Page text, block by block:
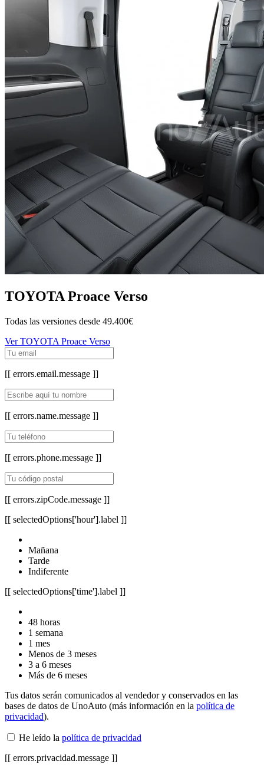
TOYOTA Proace Verso
Todas las versiones desde 49.400€
Ver TOYOTA Proace Verso
[[ errors.email.message ]]
[[ errors.name.message ]]
[[ errors.phone.message ]]
[[ errors.zipCode.message ]]
[[ selectedOptions['hour'].label ]]
Mañana
Tarde
Indiferente
[[ selectedOptions['time'].label ]]
48 horas
1 semana
1 mes
Menos de 3 meses
3 a 6 meses
Más de 6 meses
Tus datos serán comunicados al vendedor y conservados en las
bases de datos de UnoAuto (más información en la política de
privacidad).
He leído la política de privacidad
[[ errors.privacidad.message ]]